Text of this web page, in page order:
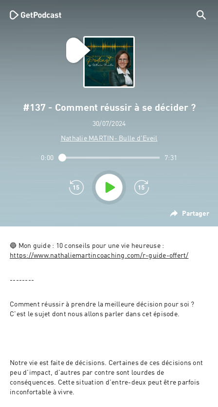
#137 - Comment réussir à se décider ?
30/07/2024
Nathalie MARTIN- Bulle d'Eveil
Partager
0:00 7:31
https://www.nathaliemartincoaching.com/r-guide-offert/
--------
Comment réussir à prendre la meilleure décision pour soi ?
Notre vie est faite de décisions. Certaines de ces décisions ont
peu d'impact, d'autres par contre sont lourdes de
conséquences. Cette situation d'entre-deux peut être parfois